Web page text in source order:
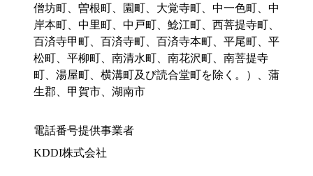
僧坊町、曽根町、園町、大覚寺町、中一色町、中
岸本町、中里町、中戸町、鯰江町、西菩提寺町、
百済寺甲町、百済寺町、百済寺本町、平尾町、平
松町、平柳町、南清水町、南花沢町、南菩提寺
町、湯屋町、横溝町及び読合堂町を除く。）、蒲
生郡、甲賀市、湖南市
電話番号提供事業者
KDDI株式会社